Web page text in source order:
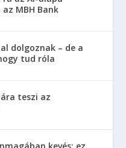
MBH Bank
dolgoznak – de a
tud róla
teszi az